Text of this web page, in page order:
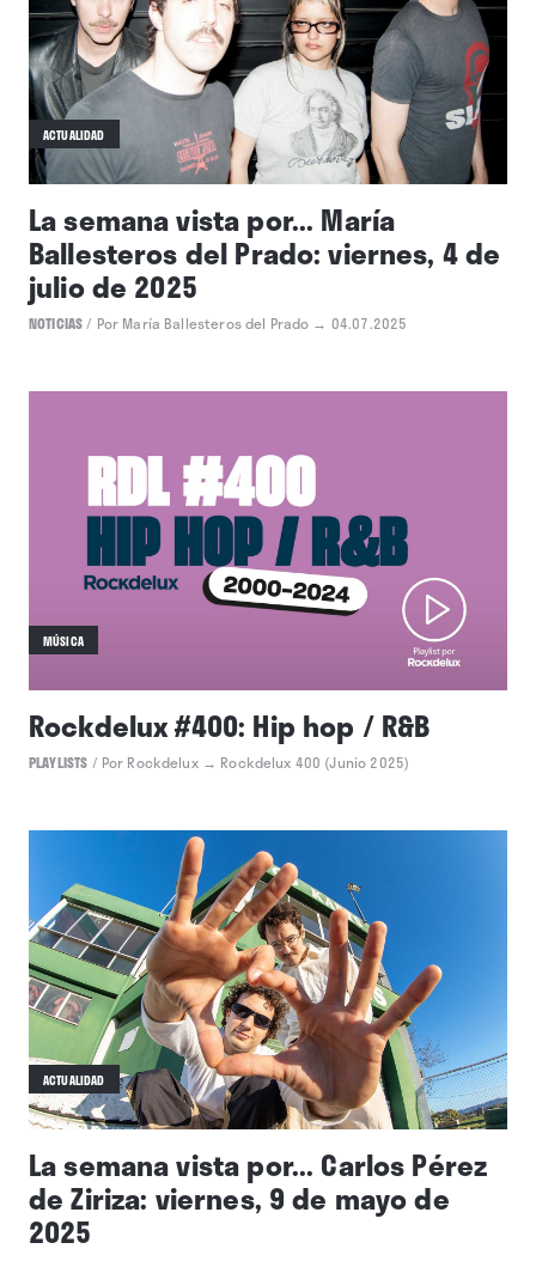
ACTUALIDAD
La semana vista por... María
Ballesteros del Prado: viernes, 4 de
julio de 2025
NOTICIAS/ Por María Ballesteros del Prado → 04.07.2025
MÚSICA
Rockdelux #400: Hip hop / R&B
PLAYLISTS / Por Rockdelux → Rockdelux 400 (Junio 2025)
ACTUALIDAD
La semana vista por... Carlos Pérez
de Ziriza: viernes, 9 de mayo de
2025